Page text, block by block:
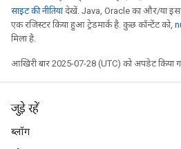
साइट की नीतियांदेखें. Java, Oracle का और/या
एक रजिस्टर किया हुआ ट्रेडमार्क है. कुछ कॉन्टेंट को,
मिला है.
आखिरी बार 2025-07-28 (UTC) को अपडेट किया
जुड़े रहें
ब्लॉग